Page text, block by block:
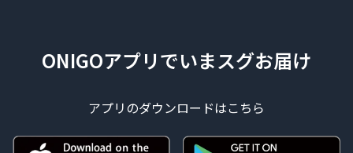
ONIGOアプリでいまスグお届け
アプリのダウンロードはこちら